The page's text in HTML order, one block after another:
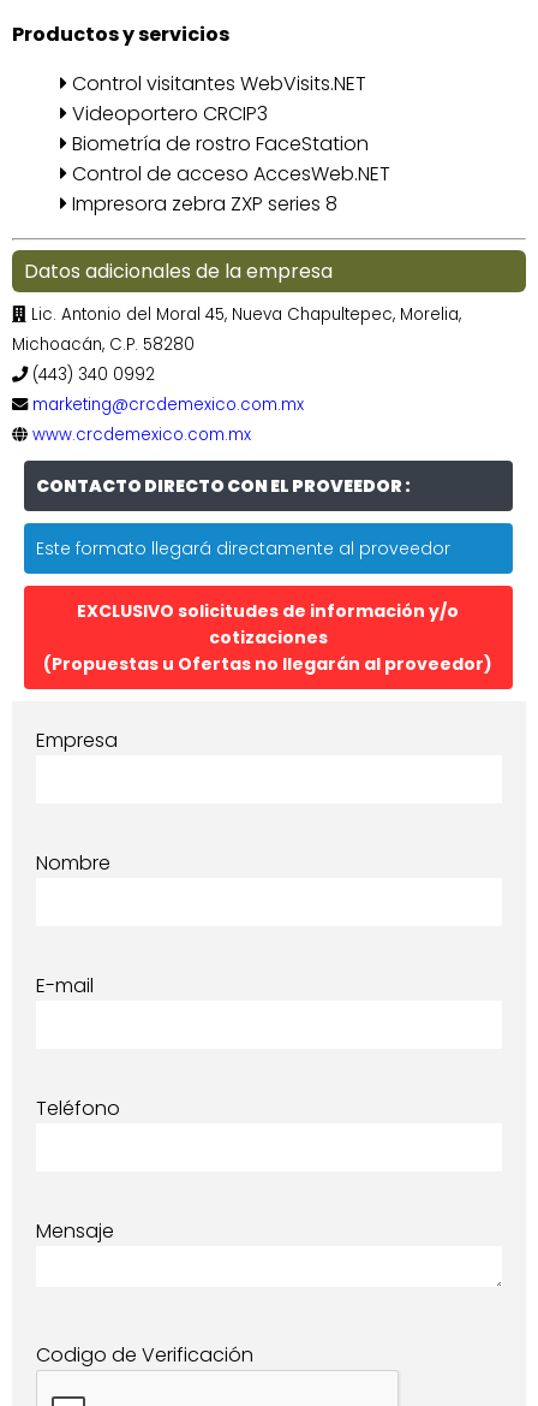
Productos y servicios
Control visitantes WebVisits.NET
Videoportero CRCIP3
Biometría de rostro FaceStation
Control de acceso AccesWeb.NET
Impresora zebra ZXP series 8
Datos adicionales de la empresa
Lic. Antonio del Moral 45, Nueva Chapultepec, Morelia,
Michoacán, C.P. 58280
(443) 340 0992
marketing@crcdemexico.com.mx
www.crcdemexico.com.mx
CONTACTO DIRECTO CON EL PROVEEDOR :
Este formato llegará directamente al proveedor
EXCLUSIVO solicitudes de información y/o
cotizaciones
(Propuestas u Ofertas no llegarán al proveedor)
Empresa
Nombre
E-mail
Teléfono
Mensaje
Codigo de Verificación